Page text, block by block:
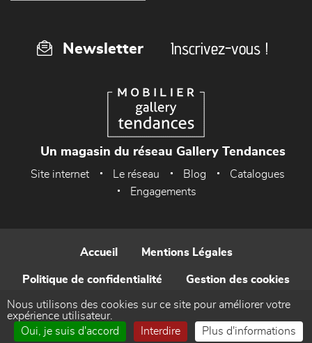
Newsletter Inscrivez-vous !
Un magasin du réseau Gallery Tendances
Site internet Le réseau Blog
Catalogues
Engagements
Accueil Mentions Légales
Politique de confidentialité Gestion des cookies
Contact
Nous utilisons des cookies sur ce site pour améliorer votre
expérience utilisateur.
Oui, je suis d'accord
Interdire Plus d'informations